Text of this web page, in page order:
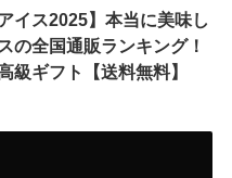
イス2025】本当に美味し
の全国通販ランキング！
級ギフト【送料無料】